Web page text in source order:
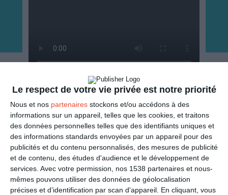
Le respect de votre vie privée est notre priorité
Nous et nos partenaires stockons et/ou accédons à des
informations sur un appareil, telles que les cookies, et traitons
des données personnelles telles que des identifiants uniques et
des informations standards envoyées par un appareil pour des
publicités et du contenu personnalisés, des mesures de publicité
et de contenu, des études d'audience et le développement de
services. Avec votre permission, nos 1538 partenaires et nous-
mêmes pouvons utiliser des données de géolocalisation
précises et d’identification par scan d'appareil. En cliquant, vous
ENVOYER
Mail(GRATUIT)
SMS(1,80€, en France)
PARTAGER